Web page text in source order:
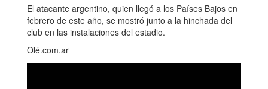
El atacante argentino, quien llegó a los Países Bajos en
febrero de este año, se mostró junto a la hinchada del
club en las instalaciones del estadio.
Olé.com.ar